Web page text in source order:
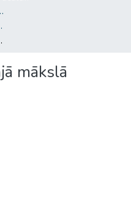
Sciences and Psychology
theses
mākslā